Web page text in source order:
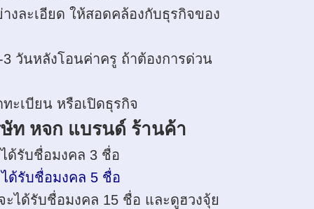
งละเอียด ให้สอดคล้องกับธุรกิจของ
วันหลังโอนค่าครู ถ้าต้องการด่วน
ะเบียน หรือเปิดธุรกิจ
ท หจก แบรนด์ ร้านค้า
ได้รับชื่อมงคล 3 ชื่อ
ได้รับชื่อมงคล 5 ชื่อ
ะได้รับชื่อมงคล 15 ชื่อ และดูฮวงจุ้ย